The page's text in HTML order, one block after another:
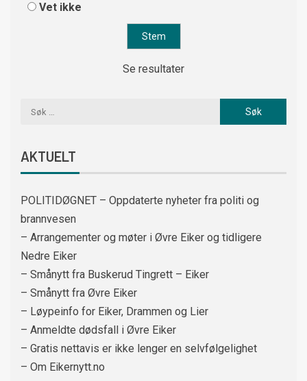
Vet ikke
Se resultater
AKTUELT
POLITIDØGNET – Oppdaterte nyheter fra politi og
brannvesen
– Arrangementer og møter i Øvre Eiker og tidligere
Nedre Eiker
– Smånytt fra Buskerud Tingrett – Eiker
– Smånytt fra Øvre Eiker
– Løypeinfo for Eiker, Drammen og Lier
– Anmeldte dødsfall i Øvre Eiker
– Gratis nettavis er ikke lenger en selvfølgelighet
– Om Eikernytt.no